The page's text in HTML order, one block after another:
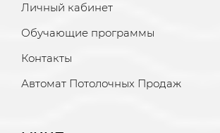
Личный кабинет
Обучающие программы
Контакты
Автомат Потолочных Продаж